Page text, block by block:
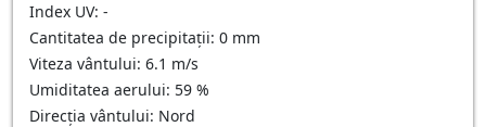
Index UV: -
Cantitatea de precipitații: 0 mm
Viteza vântului: 6.1 m/s
Umiditatea aerului: 59 %
Direcția vântului: Nord